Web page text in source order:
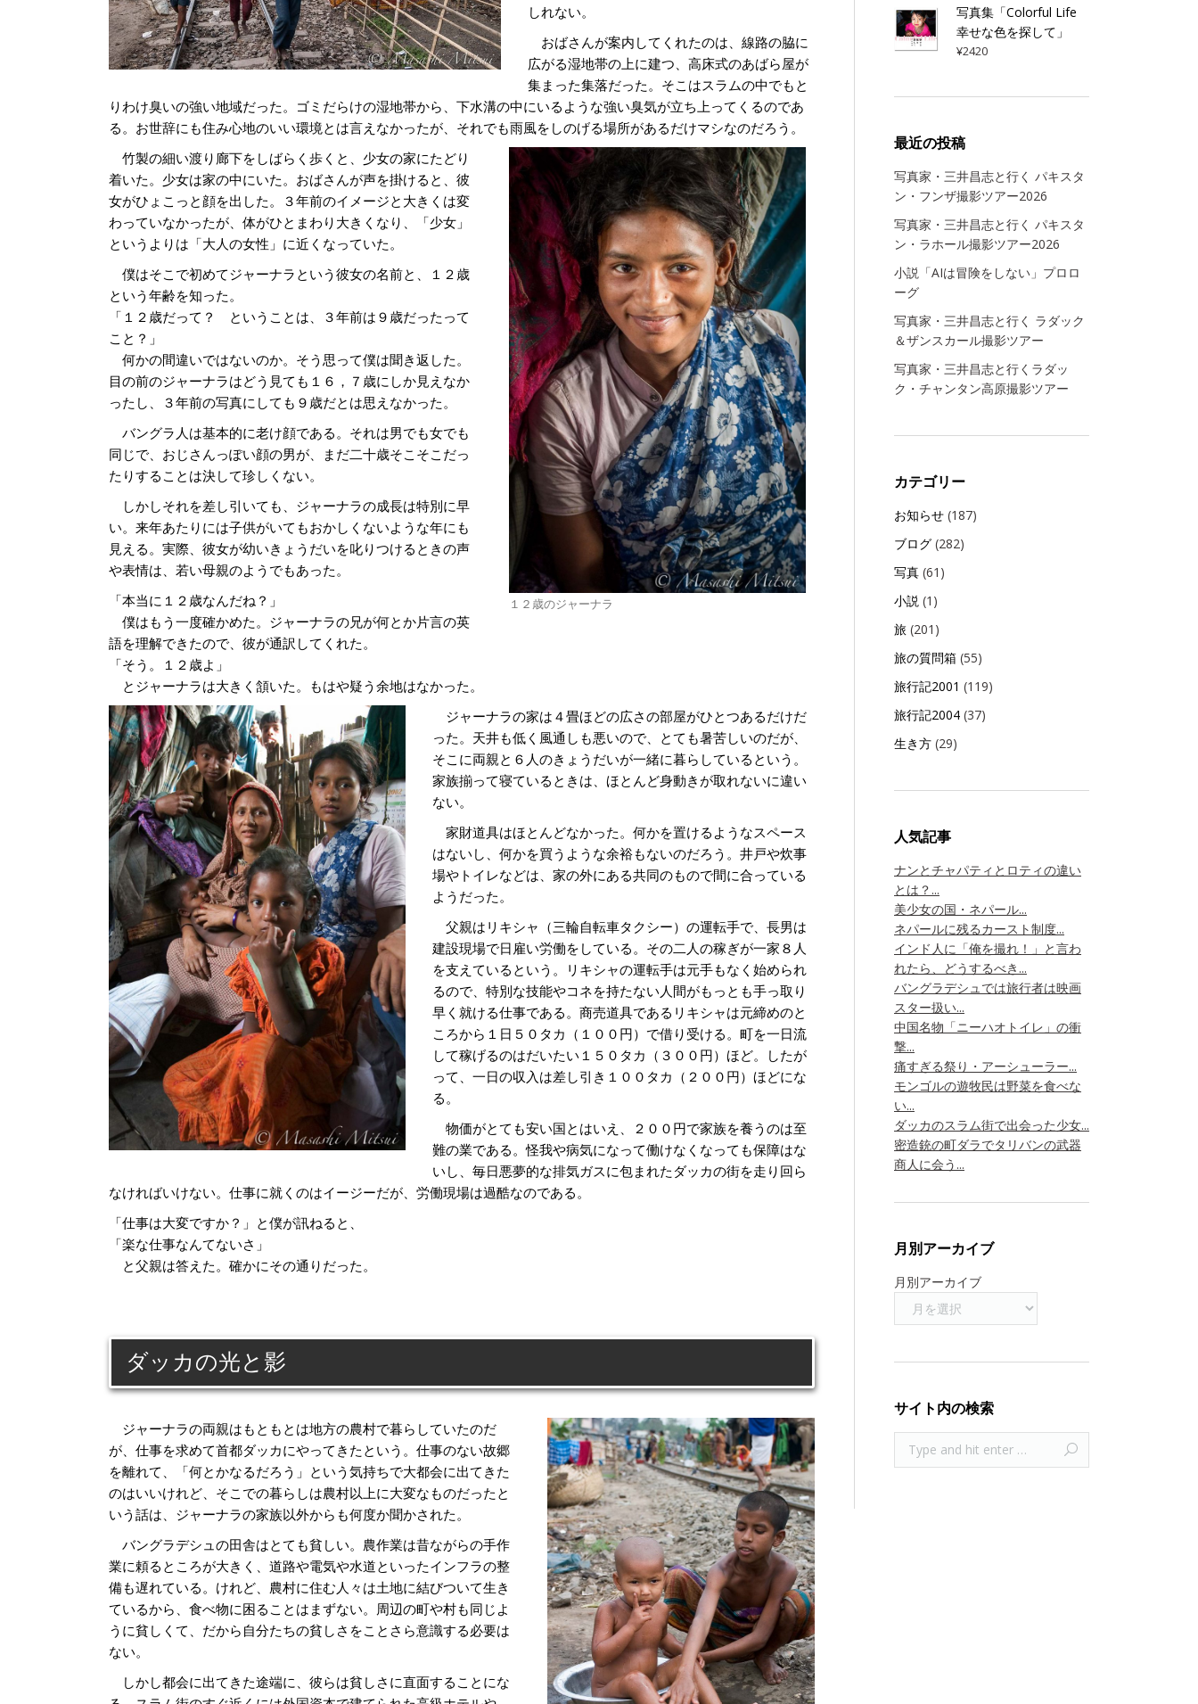
しれない。
おばさんが案内してくれたのは、線路の脇に
広がる湿地帯の上に建つ、高床式のあばら屋が
集まった集落だった。そこはスラムの中でもと
りわけ臭いの強い地域だった。ゴミだらけの湿地帯から、下水溝の中にいるような強い臭気が立ち上ってくるのであ
る。お世辞にも住み心地のいい環境とは言えなかったが、それでも雨風をしのげる場所があるだけマシなのだろう。
１２歳のジャーナラ
竹製の細い渡り廊下をしばらく歩くと、少女の家にたどり
着いた。少女は家の中にいた。おばさんが声を掛けると、彼
女がひょこっと顔を出した。３年前のイメージと大きくは変
わっていなかったが、体がひとまわり大きくなり、「少女」
というよりは「大人の女性」に近くなっていた。
僕はそこで初めてジャーナラという彼女の名前と、１２歳
という年齢を知った。
「１２歳だって？ ということは、３年前は９歳だったって
こと？」
何かの間違いではないのか。そう思って僕は聞き返した。
目の前のジャーナラはどう見ても１６，７歳にしか見えなか
ったし、３年前の写真にしても９歳だとは思えなかった。
バングラ人は基本的に老け顔である。それは男でも女でも
同じで、おじさんっぽい顔の男が、まだ二十歳そこそこだっ
たりすることは決して珍しくない。
しかしそれを差し引いても、ジャーナラの成長は特別に早
い。来年あたりには子供がいてもおかしくないような年にも
見える。実際、彼女が幼いきょうだいを叱りつけるときの声
や表情は、若い母親のようでもあった。
「本当に１２歳なんだね？」
僕はもう一度確かめた。ジャーナラの兄が何とか片言の英
語を理解できたので、彼が通訳してくれた。
「そう。１２歳よ」
とジャーナラは大きく頷いた。もはや疑う余地はなかった。
ジャーナラの家は４畳ほどの広さの部屋がひとつあるだけだ
った。天井も低く風通しも悪いので、とても暑苦しいのだが、
そこに両親と６人のきょうだいが一緒に暮らしているという。
家族揃って寝ているときは、ほとんど身動きが取れないに違い
ない。
家財道具はほとんどなかった。何かを置けるようなスペース
はないし、何かを買うような余裕もないのだろう。井戸や炊事
場やトイレなどは、家の外にある共同のもので間に合っている
ようだった。
父親はリキシャ（三輪自転車タクシー）の運転手で、長男は
建設現場で日雇い労働をしている。その二人の稼ぎが一家８人
を支えているという。リキシャの運転手は元手もなく始められ
るので、特別な技能やコネを持たない人間がもっとも手っ取り
早く就ける仕事である。商売道具であるリキシャは元締めのと
ころから１日５０タカ（１００円）で借り受ける。町を一日流
して稼げるのはだいたい１５０タカ（３００円）ほど。したが
って、一日の収入は差し引き１００タカ（２００円）ほどにな
る。
物価がとても安い国とはいえ、２００円で家族を養うのは至
難の業である。怪我や病気になって働けなくなっても保障はな
いし、毎日悪夢的な排気ガスに包まれたダッカの街を走り回ら
なければいけない。仕事に就くのはイージーだが、労働現場は過酷なのである。
「仕事は大変ですか？」と僕が訊ねると、
「楽な仕事なんてないさ」
と父親は答えた。確かにその通りだった。
ダッカの光と影
ジャーナラの両親はもともとは地方の農村で暮らしていたのだ
が、仕事を求めて首都ダッカにやってきたという。仕事のない故郷
を離れて、「何とかなるだろう」という気持ちで大都会に出てきた
のはいいけれど、そこでの暮らしは農村以上に大変なものだったと
いう話は、ジャーナラの家族以外からも何度か聞かされた。
バングラデシュの田舎はとても貧しい。農作業は昔ながらの手作
業に頼るところが大きく、道路や電気や水道といったインフラの整
備も遅れている。けれど、農村に住む人々は土地に結びついて生き
ているから、食べ物に困ることはまずない。周辺の町や村も同じよ
うに貧しくて、だから自分たちの貧しさをことさら意識する必要は
ない。
しかし都会に出てきた途端に、彼らは貧しさに直面することにな
写真集「Colorful Life
幸せな色を探して」
¥2420
最近の投稿
写真家・三井昌志と行く パキスタ
ン・フンザ撮影ツアー2026
写真家・三井昌志と行く パキスタ
ン・ラホール撮影ツアー2026
小説「AIは冒険をしない」プロロ
ーグ
写真家・三井昌志と行く ラダック
＆ザンスカール撮影ツアー
写真家・三井昌志と行くラダッ
ク・チャンタン高原撮影ツアー
カテゴリー
お知らせ (187)
ブログ (282)
写真 (61)
小説 (1)
旅 (201)
旅の質問箱 (55)
旅行記2001 (119)
旅行記2004 (37)
生き方 (29)
人気記事
ナンとチャパティとロティの違い
とは？...
美少女の国・ネパール...
ネパールに残るカースト制度...
インド人に「俺を撮れ！」と言わ
れたら、どうするべき...
バングラデシュでは旅行者は映画
スター扱い...
中国名物「ニーハオトイレ」の衝
撃...
痛すぎる祭り・アーシューラー...
モンゴルの遊牧民は野菜を食べな
い...
ダッカのスラム街で出会った少女...
密造銃の町ダラでタリバンの武器
商人に会う...
月別アーカイブ
月別アーカイブ
サイト内の検索